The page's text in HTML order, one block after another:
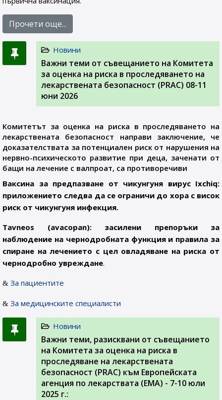
Прочети още...
Новини
Важни теми от съвещанието на Комитета
за оценка на риска в проследяването на
лекарствената безопасност (PRAC) 08-11
юни 2026
Комитетът за оценка на риска в проследяването на
лекарствената безопасност направи заключение, че
доказателствата за потенциален риск от нарушения на
нервно-психическото развитие при деца, заченати от
бащи на лечение с валпроат, са противоречиви
Ваксина за предпазване от чикунгуня вирус Ixchiq:
приложението следва да се ограничи до хора с висок
риск от чикунгуня инфекция.
Tavneos (avacopan): засилени препоръки за
наблюдение на чернодробната функция и правила за
спиране на лечението с цел овладяване на риска от
чернодробно увреждане.
За пациентите
За медицинските специалисти
Новини
Важни теми, разисквани от съвещанието
на Комитета за оценка на риска в
проследяване на лекарствената
безопасност (PRAC) към Европейската
агенция по лекарствата (ЕМА) - 7-10 юли
2025 г.: